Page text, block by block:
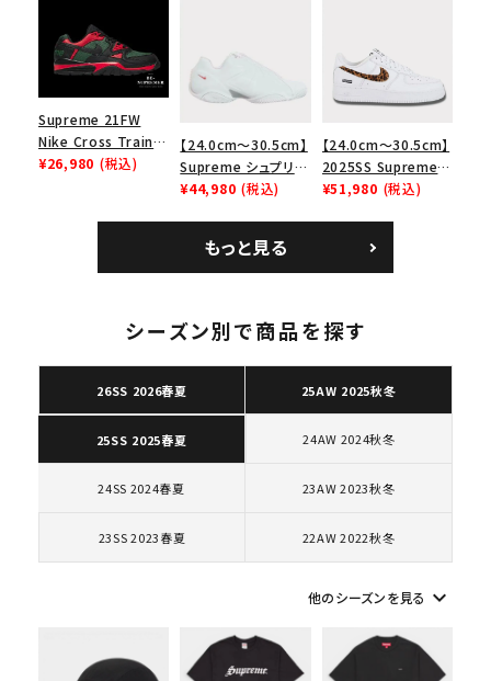
キーワードから探す
人気ワード 2026SS 2025AW
キャップ・ハット
パーカー・クルーネック
カテゴリーから探す
ース１スニーカー シ
ューズ ホワイト
Supreme 21FW
Nike Cross Trainer
Low ナイキクロスト
¥26,980 (税込)
【24.0cm～30.5cm】
Supreme シュプリー
ム 2023AW Nike
カー ホワイト 白
¥44,980 (税込)
【24.0cm～30.5cm】
2025SS Supreme
GOODENOUGH
ムグッドイナフ ナイキ
エアフォース１スニー
ト
¥51,980 (税込)
もっと見る
シーズン別で商品を探す
26SS 2026春夏 25AW 2025秋冬
25SS 2025春夏 24AW 2024秋冬
24SS 2024春夏 23AW 2023秋冬
23SS 2023春夏 22AW 2022秋冬
他のシーズンを見る keyboard_arrow_down